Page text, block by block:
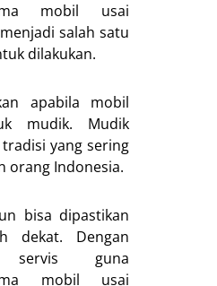
mobil usai
salah satu
dilakukan.
apabila mobil
mudik. Mudik
yang sering
orang Indonesia.
bisa dipastikan
dekat. Dengan
servis guna
mobil usai